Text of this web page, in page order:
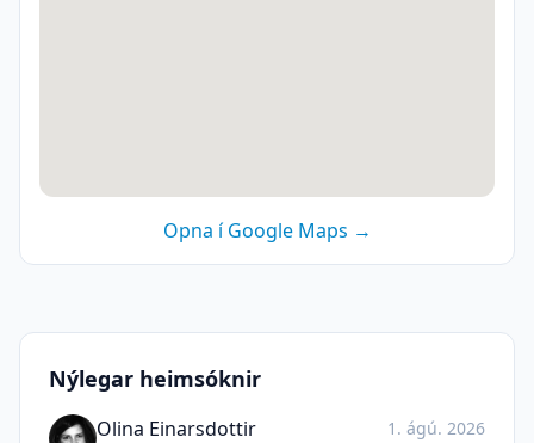
Opna í Google Maps →
Nýlegar heimsóknir
Olina Einarsdottir 1. ágú. 2026